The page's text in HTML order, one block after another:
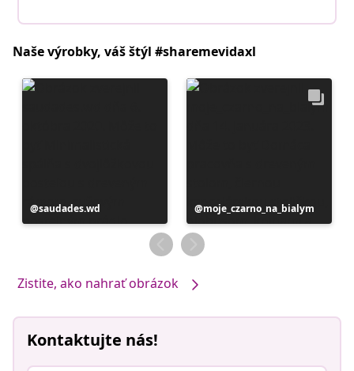
Naše výrobky, váš štýl #sharemevidaxl
Príspevok
zverejnil
saudades.wd
Príspevok
zverejnil
moje_czarno_na_bialym
Zistite, ako nahrať obrázok
Kontaktujte nás!